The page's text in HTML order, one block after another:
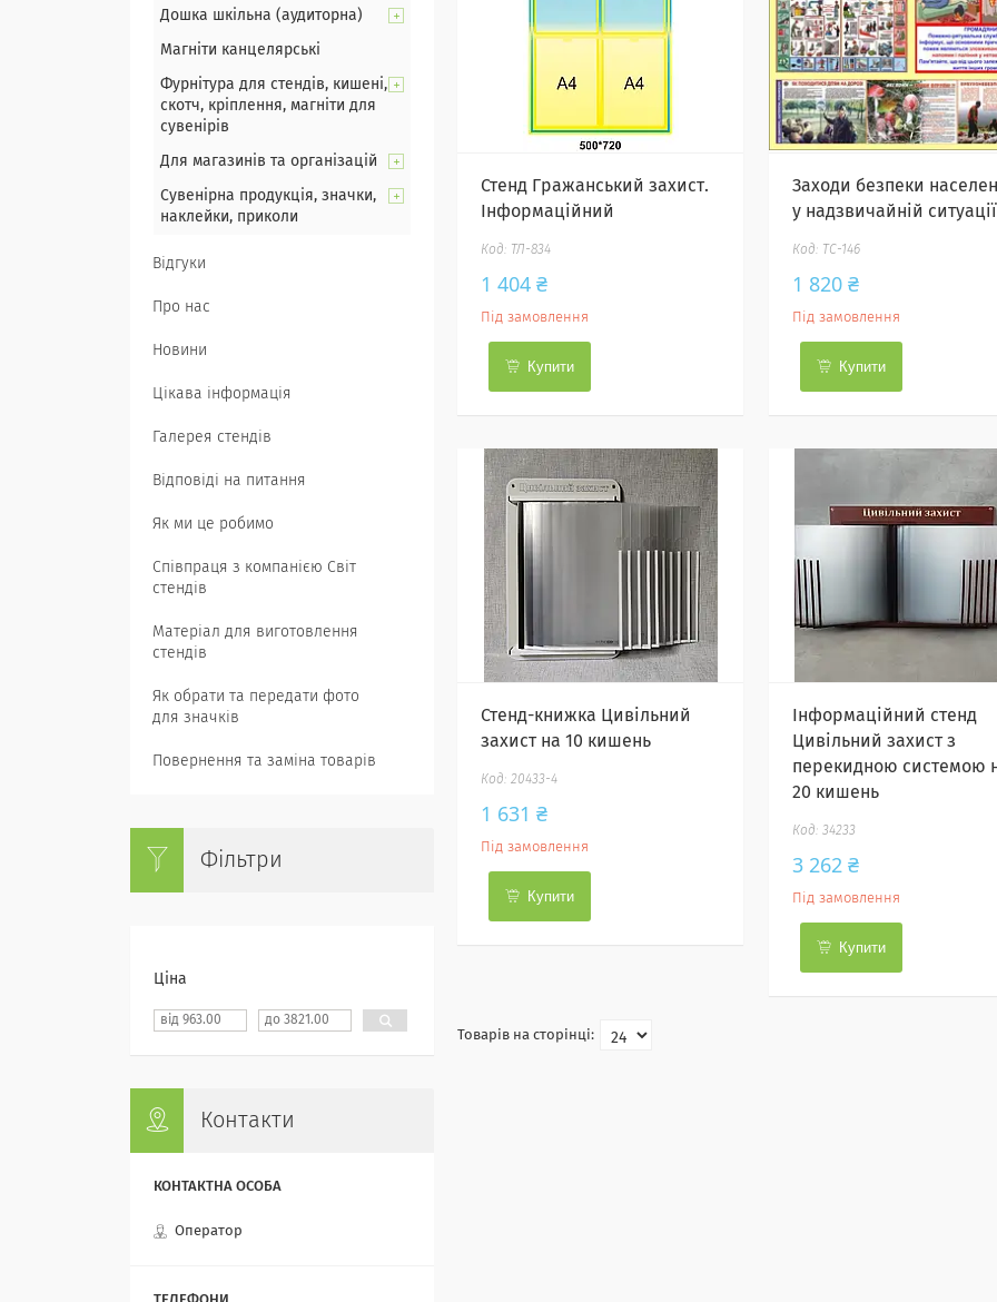
Стенд Гражанський захист.
Інформаційний
ТЛ-834
1 404 ₴
Під замовлення
Купити
Заходи безпеки
у надзвичайній ситуації
ТС-146
1 820 ₴
Під замовлення
Купити
Стенд-книжка Цивільний
захист на 10 кишень
20433-4
1 631 ₴
Під замовлення
Купити
Інформаційний стенд
Цивільний захист з
перекидною системою
20 кишень
34233
3 262 ₴
Під замовлення
Купити
Дошка шкільна (аудиторна)
Магніти канцелярські
Фурнітура для стендів, кишені,
скотч, кріплення, магніти для
сувенірів
Для магазинів та організацій
Сувенірна продукція, значки,
наклейки, приколи
Відгуки
Про нас
Новини
Цікава інформація
Галерея стендів
Відповіді на питання
Як ми це робимо
Співпраця з компанією Світ
стендів
Матеріал для виготовлення
стендів
Як обрати та передати фото
для значків
Повернення та заміна товарів
Фільтри
Ціна
Контакти
Оператор